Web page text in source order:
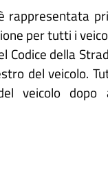
per tutti i
Codice della
del veicolo.
veicolo